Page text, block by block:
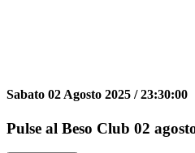
Sabato 02 Agosto 2025 /23:30:00
Pulse al Beso Club 02